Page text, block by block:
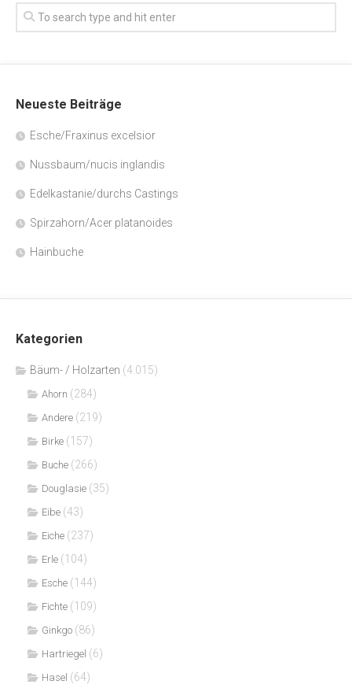
Neueste Beiträge
Esche/Fraxinus excelsior
Nussbaum/nucis inglandis
Edelkastanie/durchs Castings
Spirzahorn/Acer platanoides
Hainbuche
Kategorien
Bäum- / Holzarten (4.015)
Ahorn (284)
Andere (219)
Birke (157)
Buche (266)
Douglasie (35)
Eibe (43)
Eiche (237)
Erle (104)
Esche (144)
Fichte (109)
Ginkgo (86)
Hartriegel (6)
Hasel (64)